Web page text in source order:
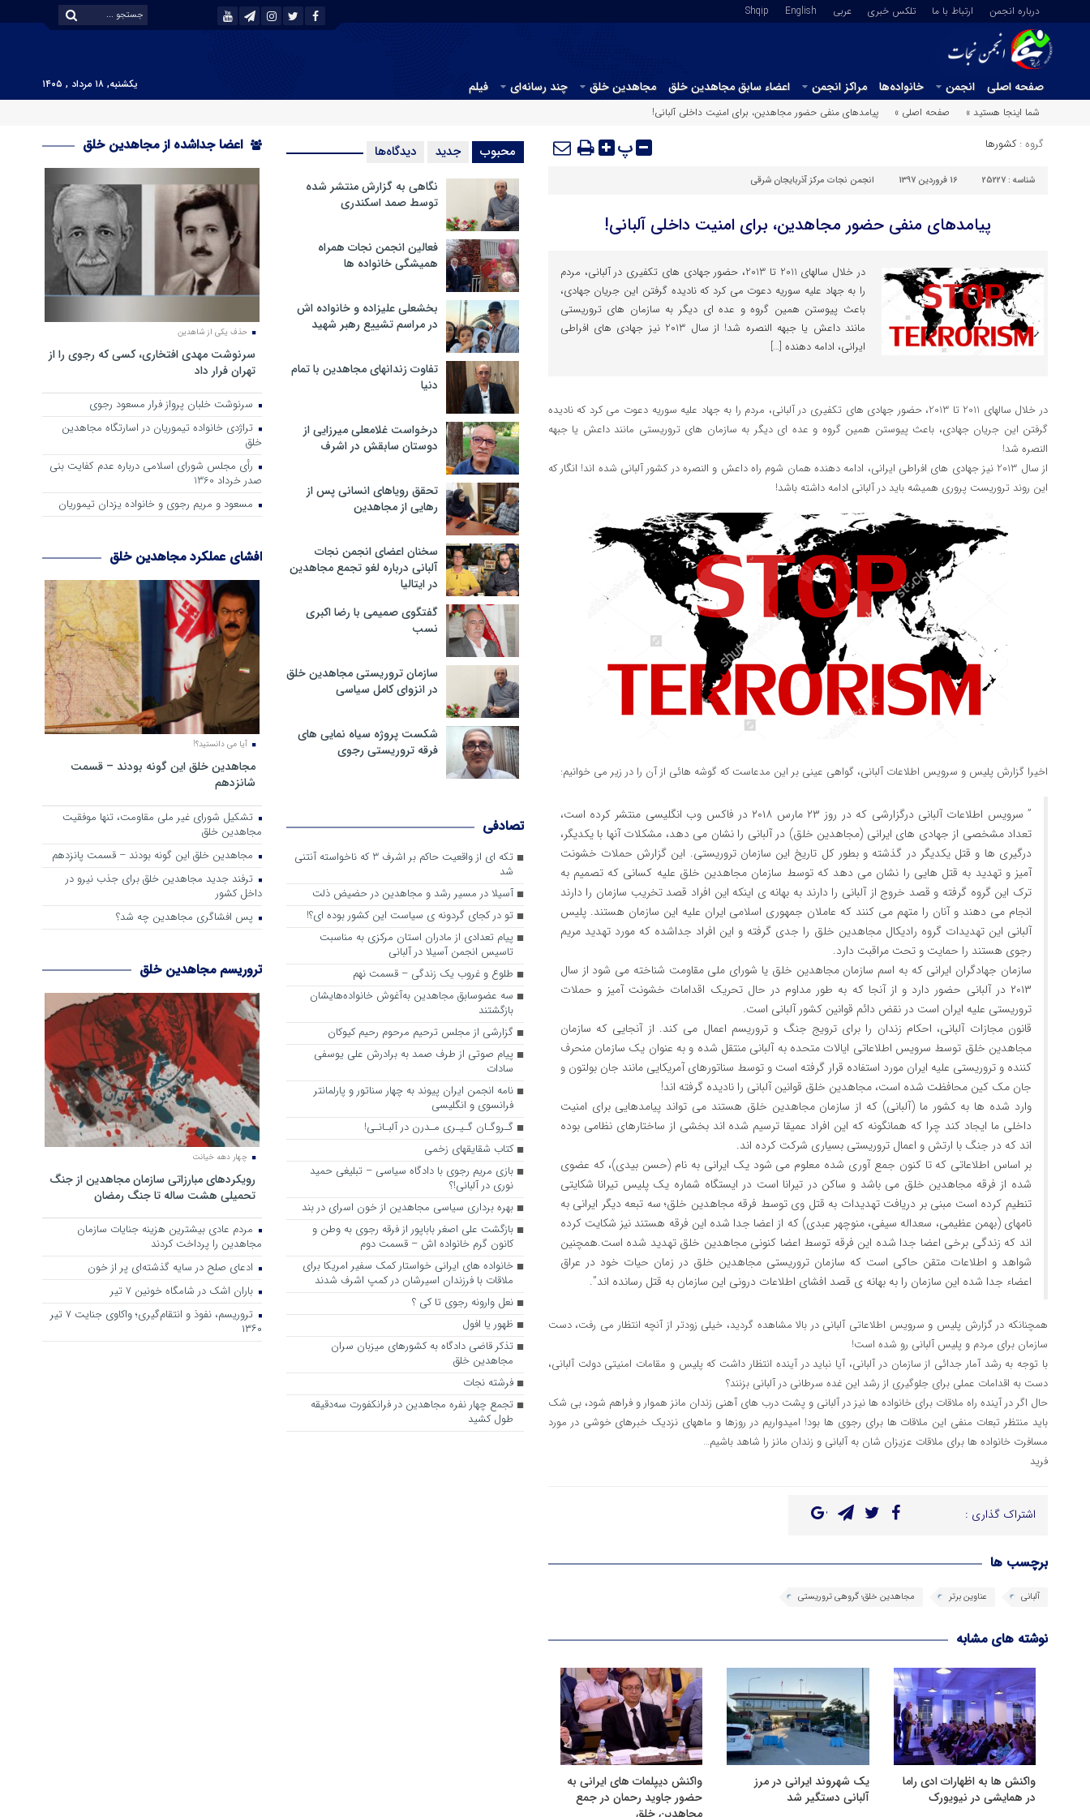
درباره انجمن ارتباط با ما تلکس خبری عربي English
Shqip
صفحه اصلی انجمن خانواده‌ها مراکز انجمن اعضاء سابق مجاهدین خلق مجاهدین خلق چند رسانه‌ای فیلم
یکشنبه, ۱۸ مرداد , ۱۴۰۵
شما اینجا هستید »
صفحه اصلی » پیامدهای منفی حضور مجاهدین، برای امنیت داخلی آلبانی!
گروه :کشورها پ
شناسه : 25227 16 فروردین 1397 انجمن نجات مرکز آذربایجان شرقی
پیامدهای منفی حضور مجاهدین، برای امنیت داخلی آلبانی!
در خلال سالهای 2011 تا 2013، حضور جهادی های تکفیری در آلبانی، مردم
را به جهاد علیه سوریه دعوت می کرد که نادیده گرفتن این جریان جهادی،
باعث پیوستن همین گروه و عده ای دیگر به سازمان های تروریستی
مانند داعش یا جبهه النصره شد! از سال 2013 نیز جهادی های افراطی
ایرانی، ادامه دهنده […]
در خلال سالهای 2011 تا 2013، حضور جهادی های تکفیری در آلبانی، مردم را به جهاد علیه سوریه دعوت می کرد که نادیده
گرفتن این جریان جهادی، باعث پیوستن همین گروه و عده ای دیگر به سازمان های تروریستی مانند داعش یا جبهه
النصره شد!
از سال 2013 نیز جهادی های افراطی ایرانی، ادامه دهنده همان شوم راه داعش و النصره در کشور آلبانی شده اند! انگار که
این روند تروریست پروری همیشه باید در آلبانی ادامه داشته باشد!
اخیرا گزارش پلیس و سرویس اطلاعات آلبانی، گواهی عینی بر این مدعاست که گوشه هائی از آن را در زیر می خوانیم:
” سرویس اطلاعات آلبانی درگزارشی که در روز ۲۳ مارس ۲۰۱۸ در فاکس وب انگلیسی منتشر کرده است،
تعداد مشخصی از جهادی های ایرانی (مجاهدین خلق) در آلبانی را نشان می دهد، مشکلات آنها با یکدیگر،
درگیری ها و قتل یکدیگر در گذشته و بطور کل تاریخ این سازمان تروریستی. این گزارش حملات خشونت
آمیز و تهدید به قتل هایی را نشان می دهد که توسط سازمان مجاهدین خلق علیه کسانی که تصمیم به
ترک این گروه گرفته و قصد خروج از آلبانی را دارند به بهانه ی اینکه این افراد قصد تخریب سازمان را دارند
انجام می دهند و آنان را متهم می کنند که عاملان جمهوری اسلامی ایران علیه این سازمان هستند. پلیس
آلبانی این تهدیدات گروه رادیکال مجاهدین خلق را جدی گرفته و این افراد جداشده که مورد تهدید مریم
رجوی هستند را حمایت و تحت مراقبت دارد.
سازمان جهادگران ایرانی که به اسم سازمان مجاهدین خلق یا شورای ملی مقاومت شناخته می شود از سال
۲۰۱۳ در آلبانی حضور دارد و از آنجا که به طور مداوم در حال تحریک اقدامات خشونت آمیز و حملات
تروریستی علیه ایران است در نقض دائم قوانین کشور آلبانی است.
قانون مجازات آلبانی، احکام زندان را برای ترویج جنگ و تروریسم اعمال می کند. از آنجایی که سازمان
مجاهدین خلق توسط سرویس اطلاعاتی ایالات متحده به آلبانی منتقل شده و به عنوان یک سازمان منحرف
کننده و تروریستی علیه ایران مورد استفاده قرار گرفته است و توسط سناتورهای آمریکایی مانند جان بولتون و
جان مک کین محافظت شده است، مجاهدین خلق قوانین آلبانی را نادیده گرفته اند!
وارد شده ها به کشور ما (آلبانی) که از سازمان مجاهدین خلق هستند می تواند پیامدهایی برای امنیت
داخلی ما ایجاد کند چرا که همانگونه که این افراد عمیقا ترسیم شده اند بخشی از ساختارهای نظامی بوده
اند که در جنگ با ارتش و اعمال تروریستی بسیاری شرکت کرده اند.
بر اساس اطلاعاتی که تا کنون جمع آوری شده معلوم می شود یک ایرانی به نام (حسن بیدی)، که عضوی
شده از فرقه مجاهدین خلق می باشد و ساکن در تیرانا است در ایستگاه شماره یک پلیس تیرانا شکایتی
تنطیم کرده است مبنی بر دریافت تهدیدات به قتل وی توسط فرقه مجاهدین خلق؛ سه تبعه دیگر ایرانی به
نامهای (بهمن عظیمی، سعداله سیفی، منوچهر عبدی) که از اعضا جدا شده این فرقه هستند نیز شکایت کرده
اند که زندگی برخی اعضا جدا شده این فرقه توسط اعضا کنونی مجاهدین خلق تهدید شده است.همچنین
شواهد و اطلاعات متقن حاکی است که سازمان تروریستی مجاهدین خلق در زمان حیات خود در عراق
اعضاء جدا شده این سازمان را به بهانه ی قصد افشای اطلاعات درونی این سازمان به قتل رسانده اند”.
همچنانکه در گزارش پلیس و سرویس اطلاعاتی آلبانی در بالا مشاهده گردید، خیلی زودتر از آنچه انتظار می رفت، دست
سازمان برای مردم و پلیس آلبانی رو شده است!
با توجه به رشد آمار جدائی از سازمان در آلبانی، آیا نباید در آینده انتظار داشت که پلیس و مقامات امنیتی دولت آلبانی،
دست به اقدامات عملی برای جلوگیری از رشد این غده سرطانی در آلبانی بزنند؟
حال اگر در آینده راه ملاقات برای خانواده ها نیز در آلبانی و پشت درب های آهنی زندان مانز هموار و فراهم شود، بی شک
باید منتظر تبعات منفی این ملاقات ها برای رجوی ها بود! امیدواریم در روزها و ماههای نزدیک خبرهای خوشی در مورد
مسافرت خانواده ها برای ملاقات عزیزان شان به آلبانی و زندان مانز را شاهد باشیم…
فرید
اشتراک گذاری :
برچسب ها
آلبانی عناوین برتر مجاهدین خلق؛ گروهی تروریستی
نوشته های مشابه
واکنش ها به اظهارات ادی راما
در همایشی در نیویورک
یک شهروند ایرانی در مرز
آلبانی دستگیر شد
واکنش دیپلمات های ایرانی به
حضور جاوید رحمان در جمع
محبوب جدید دیدگاه‌ها
نگاهی به گزارش منتشر شده
توسط صمد اسکندری
فعالین انجمن نجات همراه
همیشگی خانواده ها
بخشعلی علیزاده و خانواده اش
در مراسم تشییع رهبر شهید
تفاوت زندانهای مجاهدین با تمام
دنیا
درخواست غلامعلی میرزایی از
دوستان سابقش در اشرف
تحقق رویاهای انسانی پس از
رهایی از مجاهدین
سخنان اعضای انجمن نجات
آلبانی درباره لغو تجمع مجاهدین
در ایتالیا
گفتگوی صمیمی با رضا اکبری
نسب
سازمان تروریستی مجاهدین خلق
در انزوای کامل سیاسی
شکست پروژه سیاه نمایی های
فرقه تروریستی رجوی
تصادفی
تکه ای از واقعیت حاکم بر اشرف 3 که ناخواسته آنتنی
شد
آسیلا در مسیر رشد و مجاهدین در حضیض ذلت
تو در کجای گردونه ی سیاست این کشور بوده ای؟!
پیام تعدادی از مادران استان مرکزی به مناسبت
تاسیس انجمن آسیلا در آلبانی
طلوع و غروب یک زندگی – قسمت نهم
سه عضوسابق مجاهدین به‌آغوش خانواده‌هایشان
بازگشتند
گزارشی از مجلس ترحیم مرحوم رحیم کیوکان
پیام صوتی از طرف صمد به برادرش علی یوسفی
سادات
نامه انجمن ایران پیوند به چهار سناتور و پارلمانتر
فرانسوی و انگلیسی
گـروگـان گـیـری مـدرن در آلبـانـی!
کتاب شقایقهای زخمی
بازی مریم رجوی با دادگاه سیاسی – تبلیغی حمید
نوری در آلبانی!؟
بهره برداری سیاسی مجاهدین از خون اسرای در بند
بازگشت علی اصغر باباپور از فرقه رجوی به وطن و
کانون گرم خانواده اش – قسمت دوم
خانواده های ایرانی خواستار کمک سفیر امریکا برای
ملاقات با فرزندان اسیرشان در کمپ اشرف شدند
نعل وارونه رجوی تا کی ؟
ظهور یا افول
تذکر قاضی دادگاه به کشورهای میزبان سران
مجاهدین خلق
فرشته نجات
تجمع چهار نفره مجاهدین در فرانکفورت سه‌دقیقه
طول کشید
اعضا جداشده از مجاهدین خلق
حذف یکی از شاهدین
سرنوشت مهدی افتخاری، کسی که رجوی را از
تهران فرار داد
سرنوشت خلبان پرواز فرار مسعود رجوی
تراژدی خانواده تیموریان در اسارتگاه مجاهدین
خلق
رأی مجلس شورای اسلامی درباره عدم كفایت بنی
صدر خرداد 1360
مسعود و مریم رجوی و خانواده یزدان تیموریان
افشای عملکرد مجاهدین خلق
آیا می دانستید؟!
مجاهدین خلق این گونه بودند – قسمت
شانزدهم
تشکیل شورای غیر ملی مقاومت، تنها موفقیت
مجاهدین خلق
مجاهدین خلق این گونه بودند – قسمت پانزدهم
ترفند جدید مجاهدین خلق برای جذب نیرو در
داخل کشور
پس افشاگری مجاهدین چه شد؟
تروریسم مجاهدین خلق
چهار دهه خیانت
رویکرد‌های مبارزاتی سازمان مجاهدین از جنگ
تحمیلی هشت ساله تا جنگ رمضان
مردم عادی بیشترین هزینه جنایات سازمان
مجاهدین را پرداخت کردند
ادعای صلح در سایه گذشته‌ای پر از خون
باران اشک در شامگاه خونین 7 تیر
تروریسم، نفوذ و انتقام‌گیری؛ واکاوی جنایت ۷ تیر
۱۳۶۰